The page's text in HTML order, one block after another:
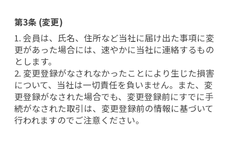
第3条 (変更)
1. 会員は、氏名、住所など当社に届け出た事項に変
更があった場合には、速やかに当社に連絡するもの
とします。
2. 変更登録がなされなかったことにより生じた損害
について、当社は一切責任を負いません。また、変
更登録がなされた場合でも、変更登録前にすでに手
続がなされた取引は、変更登録前の情報に基づいて
行われますのでご注意ください。